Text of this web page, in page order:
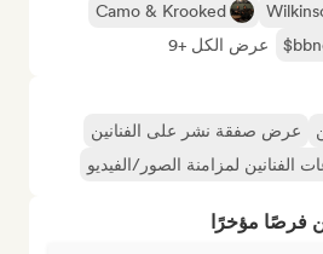
Camo & Krooked
عرض الكل +9
عرض صفقة نشر على الفنانين
لمزامنة الصور/الفيديو
فرصًا مؤخرًا